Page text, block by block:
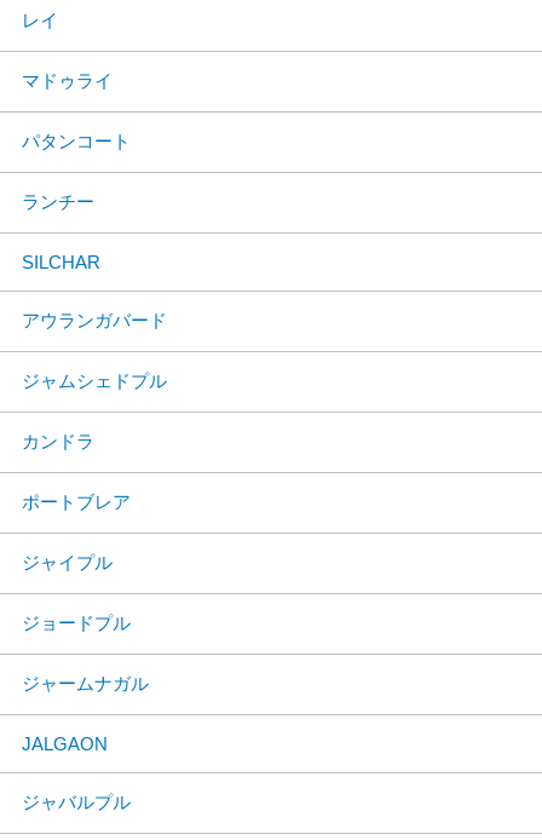
レイ
マドゥライ
パタンコート
ランチー
SILCHAR
アウランガバード
ジャムシェドプル
カンドラ
ポートブレア
ジャイプル
ジョードプル
ジャームナガル
JALGAON
ジャバルプル